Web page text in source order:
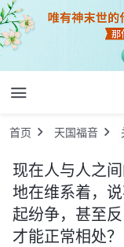
首页 天国福音
现在人与人之
地在维系着，
起纷争，甚至
才能正常相处？